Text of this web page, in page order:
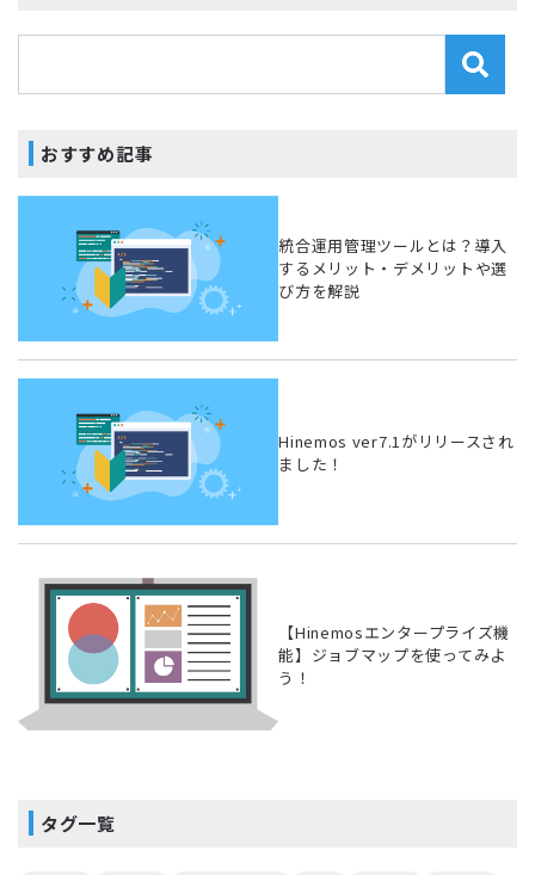
おすすめ記事
統合運用管理ツールとは？導入
するメリット・デメリットや選
び方を解説
Hinemos ver7.1がリリースされ
ました！
【Hinemosエンタープライズ機
能】ジョブマップを使ってみよ
う！
タグ一覧